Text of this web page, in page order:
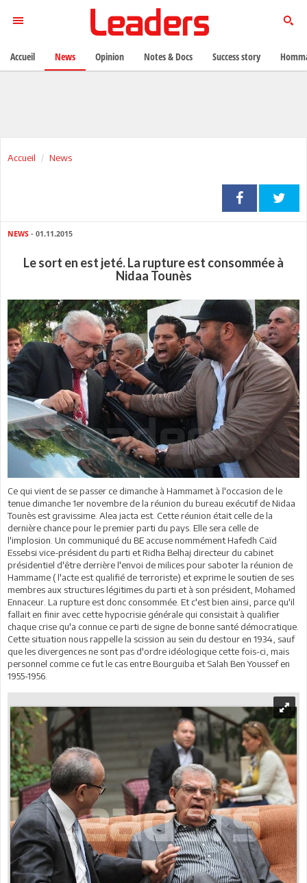
Accueil News
NEWS - 01.11.2015
Le sort en est jeté. La rupture est consommée à
Nidaa Tounès
Ce qui vient de se passer ce dimanche à Hammamet à l'occasion de le
tenue dimanche 1er novembre de la réunion du bureau exécutif de Nidaa
Tounès est gravissime. Alea jacta est. Cette réunion était celle de la
dernière chance pour le premier parti du pays. Elle sera celle de
l'implosion. Un communiqué du BE accuse nommément Hafedh Caïd
Essebsi vice-président du parti et Ridha Belhaj directeur du cabinet
présidentiel d'être derrière l'envoi de milices pour saboter la réunion de
Hammame ( l'acte est qualifié de terroriste) et exprime le soutien de ses
membres aux structures légitimes du parti et à son président, Mohamed
Ennaceur. La rupture est donc consommée. Et c'est bien ainsi, parce qu'il
fallait en finir avec cette hypocrisie générale qui consistait à qualifier
chaque crise qu'a connue ce parti de signe de bonne santé démocratique.
Cette situation nous rappelle la scission au sein du destour en 1934, sauf
que les divergences ne sont pas d'ordre idéologique cette fois-ci, mais
personnel comme ce fut le cas entre Bourguiba et Salah Ben Youssef en
1955-1956.
Accueil News Opinion Notes & Docs Success story